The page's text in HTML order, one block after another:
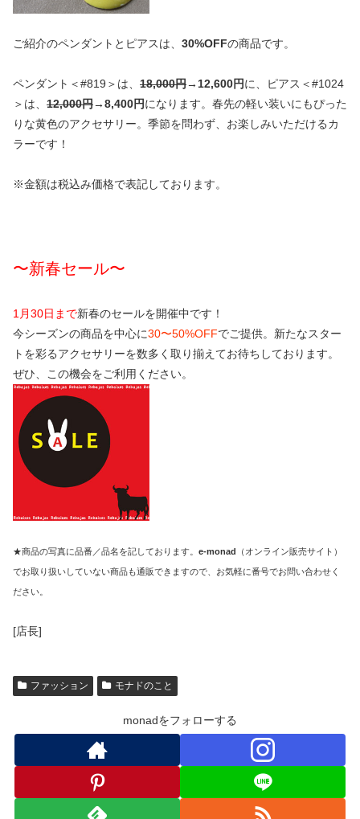
ご紹介のペンダントとピアスは、 30%OFFの商品です。
ペンダント＜#819＞は、 18,000円→12,600円に、ピアス＜#1024
＞は、 12,000円→8,400円になります。春先の軽い装いにもぴった
りな黄色のアクセサリー。季節を問わず、お楽しみいただけるカ
ラーです！
※金額は税込み価格で表記しております。
〜新春セール〜
1月30日まで新春のセールを開催中です！
今シーズンの商品を中心に30〜50%OFFでご提供。新たなスター
トを彩るアクセサリーを数多く取り揃えてお待ちしております。
ぜひ、この機会をご利用ください。
★商品の写真に品番／品名を記しております。 e-monad （オンライン販売サイト）
でお取り扱いしていない商品も通販できますので、お気軽に番号でお問い合わせく
ださい。
[店長]
ファッション モナドのこと
monadをフォローする